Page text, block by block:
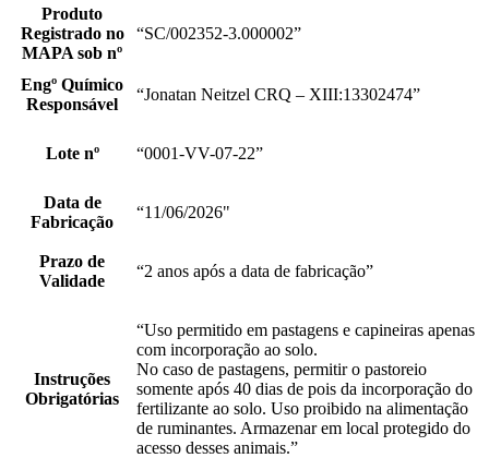
Produto
Registrado no
MAPA sob nº
“SC/002352-3.000002”
Engº Químico
Responsável
“Jonatan Neitzel CRQ – XIII:13302474”
Lote nº “0001-VV-07-22”
Data de
Fabricação
“11/06/2026"
Prazo de
Validade
“2 anos após a data de fabricação”
Instruções
Obrigatórias
“Uso permitido em pastagens e capineiras apenas
com incorporação ao solo.
No caso de pastagens, permitir o pastoreio
somente após 40 dias de pois da incorporação do
fertilizante ao solo. Uso proibido na alimentação
de ruminantes. Armazenar em local protegido do
acesso desses animais.”